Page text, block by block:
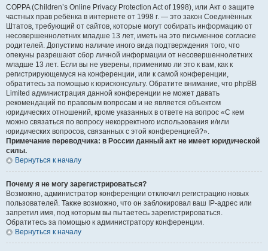
COPPA (Children’s Online Privacy Protection Act of 1998), или Акт о защите
частных прав ребёнка в интернете от 1998 г. — это закон Соединённых
Штатов, требующий от сайтов, которые могут собирать информацию от
несовершеннолетних младше 13 лет, иметь на это письменное согласие
родителей. Допустимо наличие иного вида подтверждения того, что
опекуны разрешают сбор личной информации от несовершеннолетних
младше 13 лет. Если вы не уверены, применимо ли это к вам, как к
регистрирующемуся на конференции, или к самой конференции,
обратитесь за помощью к юрисконсульту. Обратите внимание, что phpBB
Limited администрация данной конференции не может давать
рекомендаций по правовым вопросам и не является объектом
юридических отношений, кроме указанных в ответе на вопрос «С кем
можно связаться по вопросу некорректного использования и/или
юридических вопросов, связанных с этой конференцией?».
Примечание переводчика: в России данный акт не имеет юридической
силы.
Вернуться к началу
Почему я не могу зарегистрироваться?
Возможно, администратор конференции отключил регистрацию новых
пользователей. Также возможно, что он заблокировал ваш IP-адрес или
запретил имя, под которым вы пытаетесь зарегистрироваться.
Обратитесь за помощью к администратору конференции.
Вернуться к началу